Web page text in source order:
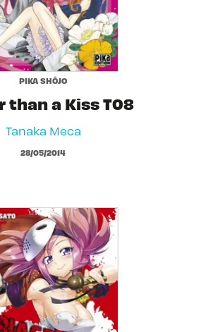
PIKA SHÔJO
than a Kiss T08
Tanaka Meca
28/05/2014